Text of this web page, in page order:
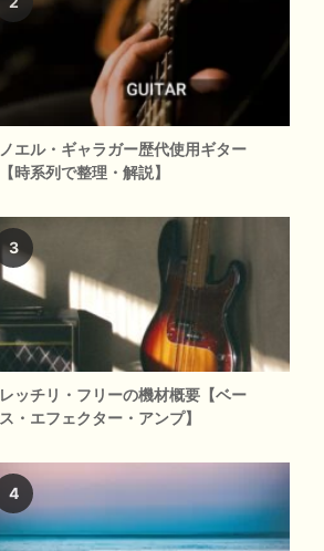
ノエル・ギャラガー歴代使用ギター
【時系列で整理・解説】
レッチリ・フリーの機材概要【ベー
ス・エフェクター・アンプ】